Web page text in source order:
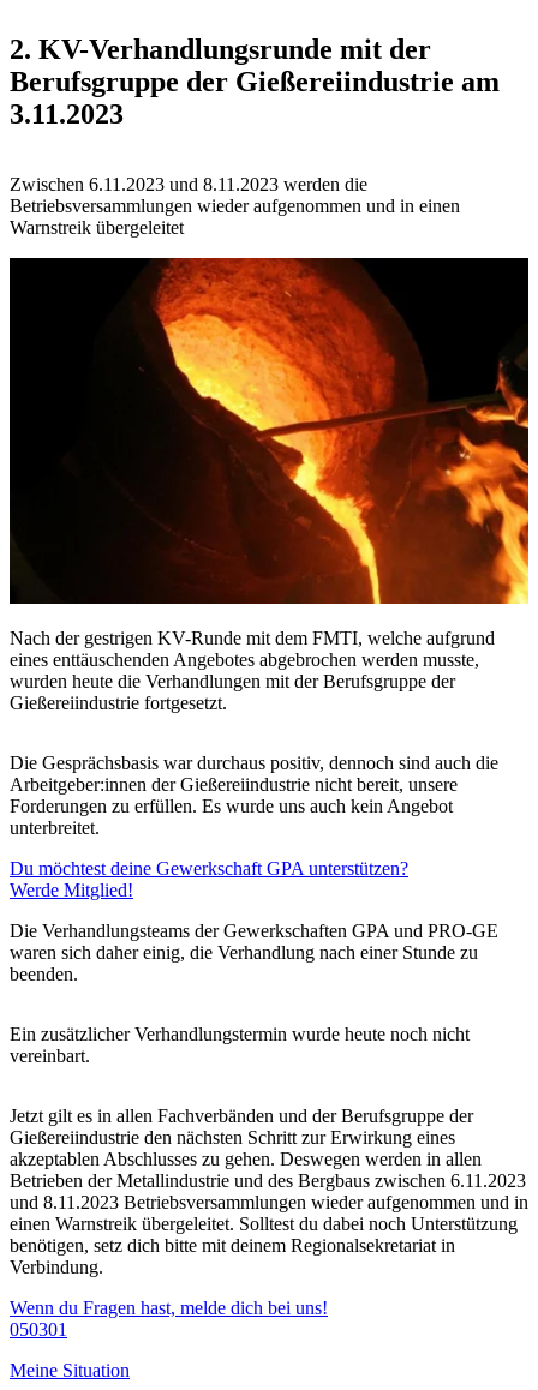
2. KV-Verhandlungsrunde mit der
Berufsgruppe der Gießereiindustrie am
3.11.2023
Zwischen 6.11.2023 und 8.11.2023 werden die
Betriebsversammlungen wieder aufgenommen und in einen
Warnstreik übergeleitet
Nach der gestrigen KV-Runde mit dem FMTI, welche aufgrund
eines enttäuschenden Angebotes abgebrochen werden musste,
wurden heute die Verhandlungen mit der Berufsgruppe der
Gießereiindustrie fortgesetzt.
Die Gesprächsbasis war durchaus positiv, dennoch sind auch die
Arbeitgeber:innen der Gießereiindustrie nicht bereit, unsere
Forderungen zu erfüllen. Es wurde uns auch kein Angebot
unterbreitet.
Du möchtest deine Gewerkschaft GPA unterstützen?
Werde Mitglied!
Die Verhandlungsteams der Gewerkschaften GPA und PRO-GE
waren sich daher einig, die Verhandlung nach einer Stunde zu
beenden.
Ein zusätzlicher Verhandlungstermin wurde heute noch nicht
vereinbart.
Jetzt gilt es in allen Fachverbänden und der Berufsgruppe der
Gießereiindustrie den nächsten Schritt zur Erwirkung eines
akzeptablen Abschlusses zu gehen. Deswegen werden in allen
Betrieben der Metallindustrie und des Bergbaus zwischen 6.11.2023
und 8.11.2023 Betriebsversammlungen wieder aufgenommen und in
einen Warnstreik übergeleitet. Solltest du dabei noch Unterstützung
benötigen, setz dich bitte mit deinem Regionalsekretariat in
Verbindung.
Wenn du Fragen hast, melde dich bei uns!
050301
Meine Situation